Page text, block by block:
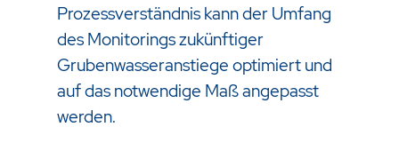
Prozessverständnis kann der Umfang
des Monitorings zukünftiger
Grubenwasseranstiege optimiert und
auf das notwendige Maß angepasst
werden.